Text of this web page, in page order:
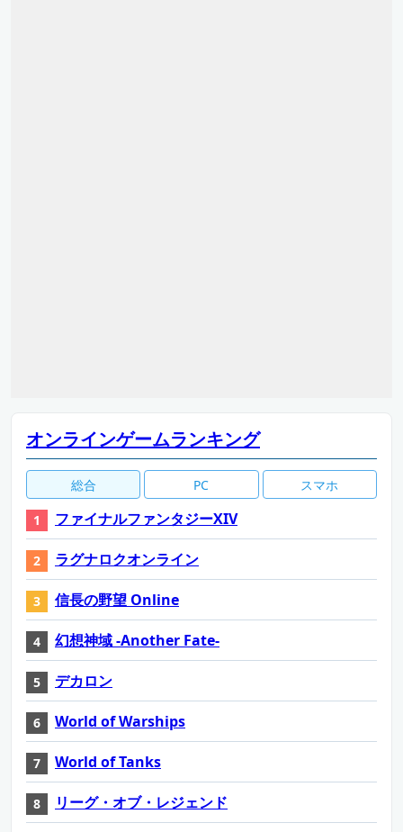
オンラインゲームランキング
総合 PC スマホ
ファイナルファンタジーXIV
ラグナロクオンライン
信長の野望 Online
幻想神域 -Another Fate-
デカロン
World of Warships
World of Tanks
リーグ・オブ・レジェンド